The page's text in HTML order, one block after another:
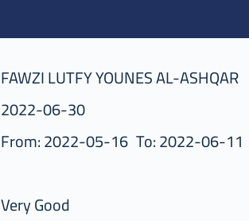
FAWZI LUTFY YOUNES AL-ASHQAR
2022-06-30
From: 2022-05-16 To: 2022-06-11
Very Good